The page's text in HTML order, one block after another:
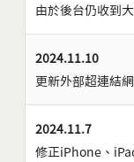
由於後台仍收到
2024.11.10
更新外部超連結
2024.11.7
修正iPhone、